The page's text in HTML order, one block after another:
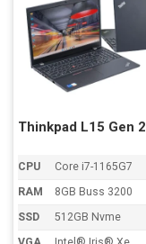
Thinkpad L15 Gen 2
CPU
Core i7-1165G7
RAM
8GB Buss 3200
SSD
512GB Nvme